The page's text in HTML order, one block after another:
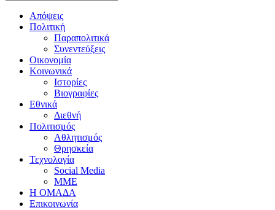
Απόψεις
Πολιτική
Παραπολιτικά
Συνεντεύξεις
Οικονομία
Κοινωνικά
Ιστορίες
Βιογραφίες
Εθνικά
Διεθνή
Πολιτισμός
Αθλητισμός
Θρησκεία
Τεχνολογία
Social Media
ΜΜΕ
Η ΟΜΑΔΑ
Επικοινωνία